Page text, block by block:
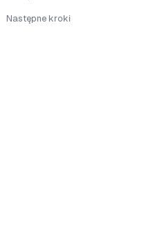
Następne kroki